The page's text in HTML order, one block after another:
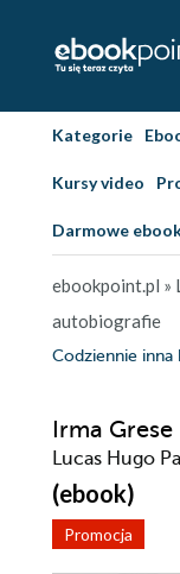
Kategorie
Kursy video
Darmowe
ebookpoint.pl »
autobiografie
Codziennie inna
Irma Grese
Lucas Hugo
(ebook)
Promocja